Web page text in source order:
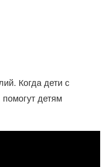
Когда дети с
детям